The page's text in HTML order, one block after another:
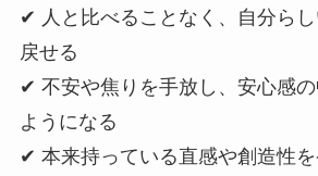
✔ 人と比べることなく、自分ら
戻せる
✔ 不安や焦りを手放し、安心感
ようになる
✔ 本来持っている直感や創造性